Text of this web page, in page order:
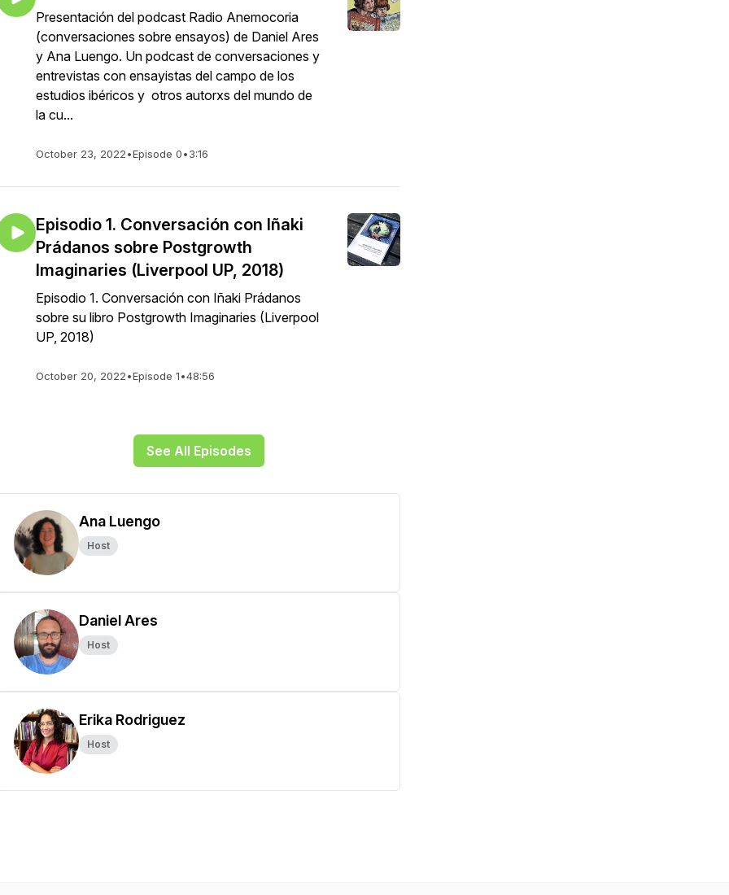
Presentación del podcast Radio Anemocoria
(conversaciones sobre ensayos) de Daniel Ares
y Ana Luengo. Un podcast de conversaciones y
entrevistas con ensayistas del campo de los
estudios ibéricos y otros autorxs del mundo de
la cu...
October 23, 2022•Episode 0•3:16
Episodio 1. Conversación con Iñaki
Prádanos sobre Postgrowth
Imaginaries (Liverpool UP, 2018)
Episodio 1. Conversación con Iñaki Prádanos
sobre su libro Postgrowth Imaginaries (Liverpool
UP, 2018)
October 20, 2022•Episode 1•48:56
See All Episodes
Ana Luengo
Host
Daniel Ares
Host
Erika Rodriguez
Host